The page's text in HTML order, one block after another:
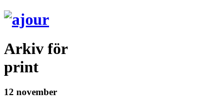
Arkiv för
print
12 november